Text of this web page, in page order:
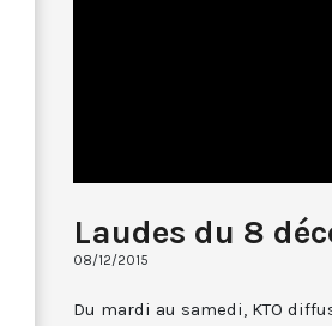
Laudes du 8
08/12/2015
Du mardi au samedi, KTO